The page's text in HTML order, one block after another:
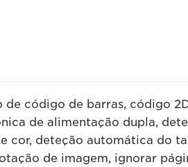
de código de barras, código
de alimentação dupla,
cor, deteção automática do
de imagem, ignorar